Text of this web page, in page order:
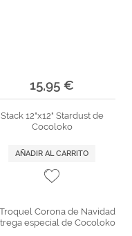
15,95 €
Stack 12"x12" Stardust de
Cocoloko
AÑADIR AL CARRITO